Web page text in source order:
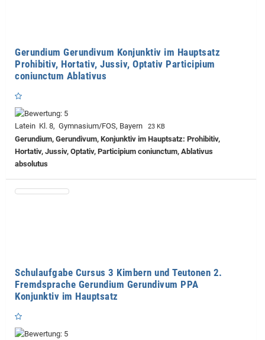
Gerundium Gerundivum Konjunktiv im Hauptsatz
Prohibitiv, Hortativ, Jussiv, Optativ Participium
coniunctum Ablativus
Latein Kl. 8, Gymnasium/FOS, Bayern 23 KB
Gerundium, Gerundivum, Konjunktiv im Hauptsatz: Prohibitiv,
Hortativ, Jussiv, Optativ, Participium coniunctum, Ablativus
absolutus
Schulaufgabe Cursus 3 Kimbern und Teutonen 2.
Fremdsprache Gerundium Gerundivum PPA
Konjunktiv im Hauptsatz